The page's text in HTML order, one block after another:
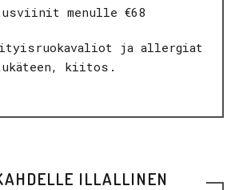
menulle €68
ja allergiat
kiitos.
ILLALLINEN